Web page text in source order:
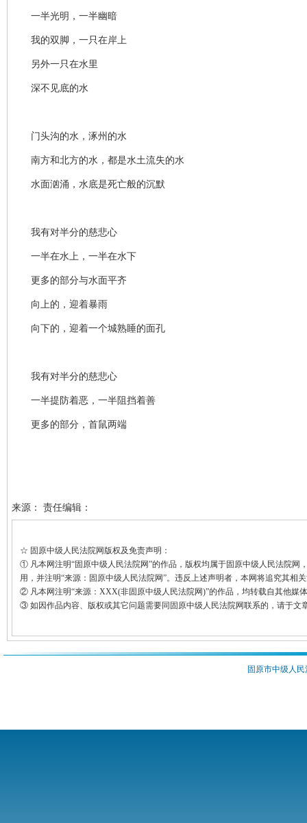
一半光明，一半幽暗
我的双脚，一只在岸上
另外一只在水里
深不见底的水
门头沟的水，涿州的水
南方和北方的水，都是水土流失的水
水面汹涌，水底是死亡般的沉默
我有对半分的慈悲心
一半在水上，一半在水下
更多的部分与水面平齐
向上的，迎着暴雨
向下的，迎着一个城熟睡的面孔
我有对半分的慈悲心
一半提防着恶，一半阻挡着善
更多的部分，首鼠两端
来源： 责任编辑：
☆ 固原中级人民法院网版权及免责声明：
① 凡本网注明“固原中级人民法院网”的作品，版权均属于固原中级人民法院
用，并注明“来源：固原中级人民法院网”。违反上述声明者，本网将追究其相
② 凡本网注明“来源：XXX(非固原中级人民法院网)”的作品，均转载自其他媒
③ 如因作品内容、版权或其它问题需要同固原中级人民法院网联系的，请于文
固原市中级人